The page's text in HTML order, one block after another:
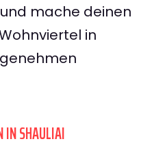
und mache deinen
in
IN SHAULIAI